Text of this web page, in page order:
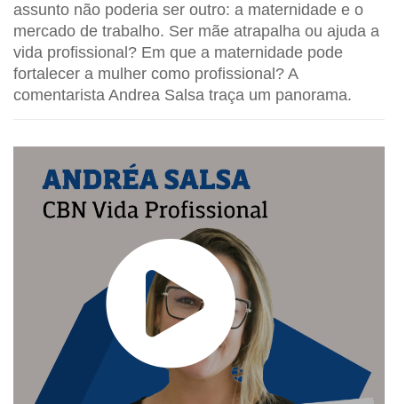
assunto não poderia ser outro: a maternidade e o
mercado de trabalho. Ser mãe atrapalha ou ajuda a
vida profissional? Em que a maternidade pode
fortalecer a mulher como profissional? A
comentarista Andrea Salsa traça um panorama.